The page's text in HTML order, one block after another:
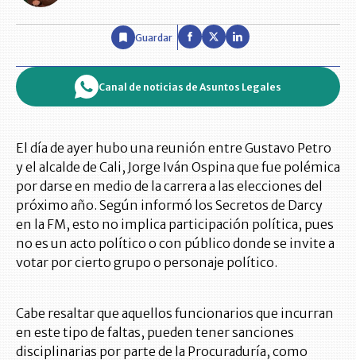
Guardar
Canal de noticias de Asuntos Legales
El día de ayer hubo una reunión entre Gustavo Petro
y el alcalde de Cali, Jorge Iván Ospina que fue polémica
por darse en medio de la carrera a las elecciones del
próximo año. Según informó los Secretos de Darcy
en la FM, esto no implica participación política, pues
no es un acto político o con público donde se invite a
votar por cierto grupo o personaje político.
Cabe resaltar que aquellos funcionarios que incurran
en este tipo de faltas, pueden tener sanciones
disciplinarias por parte de la Procuraduría, como